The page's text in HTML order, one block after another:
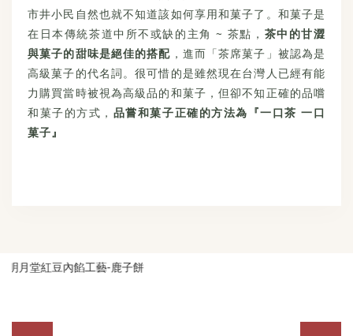
市井小民自然也就不知道該如何享用和菓子了。和菓子是
在日本傳統茶道中所不或缺的主角 ~ 茶點， 茶中的甘澀
與菓子的甜味是絕佳的搭配 ，進而「茶席菓子」被認為是
高級菓子的代名詞。很可惜的是雖然現在台灣人已經有能
力購買當時被視為高級品的和菓子，但卻不知正確的品嚐
和菓子的方式， 品嘗和菓子正確的方法為『一口茶 一口
菓子』